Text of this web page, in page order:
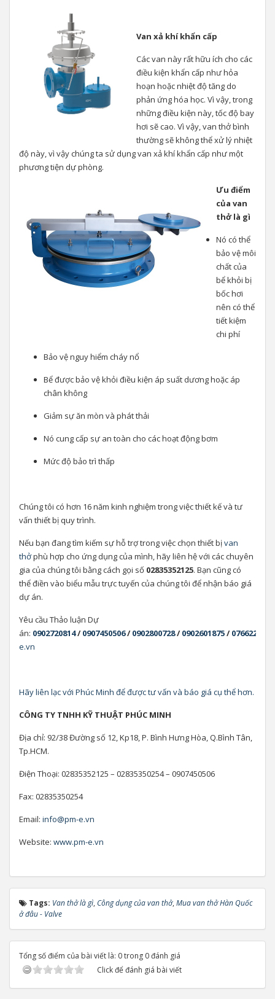
Van xả khí khẩn cấp
Các van này rất hữu ích cho các
điều kiện khẩn cấp như hỏa
hoạn hoặc nhiệt độ tăng do
phản ứng hóa học. Vì vậy, trong
những điều kiện này, tốc độ bay
hơi sẽ cao. Vì vậy, van thở bình
thường sẽ không thể xử lý nhiệt
độ này, vì vậy chúng ta sử dụng van xả khí khẩn cấp như một
phương tiện dự phòng.
Ưu điểm
của van
thở là gì
Nó có thể
bảo vệ môi
chất của
bể khỏi bị
bốc hơi
nên có thể
tiết kiệm
chi phí
Bảo vệ nguy hiểm cháy nổ
Bể được bảo vệ khỏi điều kiện áp suất dương hoặc áp
chân không
Giảm sự ăn mòn và phát thải
Nó cung cấp sự an toàn cho các hoạt động bơm
Mức độ bảo trì thấp
Chúng tôi có hơn 16 năm kinh nghiệm trong việc thiết kế và tư
vấn thiết bị quy trình.
Nếu bạn đang tìm kiếm sự hỗ trợ trong việc chọn thiết bịvan
thởphù hợp cho ứng dụng của mình, hãy liên hệ với các chuyên
gia của chúng tôi bằng cách gọi số 02835352125. Bạn cũng có
thể điền vào biểu mẫu trực tuyến của chúng tôi để nhận báo giá
dự án.
Yêu cầu Thảo luận Dự
án: 0902720814/0907450506/0902800728/0902601875/0766226161
e.vn
Hãy liên lạc với Phúc Minh để được tư vấn và báo giá cụ thể hơn.
CÔNG TY TNHH KỸ THUẬT PHÚC MINH
Địa chỉ: 92/38 Đường số 12, Kp18, P. Bình Hưng Hòa, Q.Bình Tân,
Tp.HCM.
Điện Thoại: 02835352125 – 02835350254 – 0907450506
Fax: 02835350254
Email: info@pm-e.vn
Website: www.pm-e.vn
Tags: Van thở là gì, Công dụng của van thở, Mua van thở Hàn Quốc
ở đâu - Valve
Tổng số điểm của bài viết là: 0 trong 0 đánh giá
Click để đánh giá bài viết